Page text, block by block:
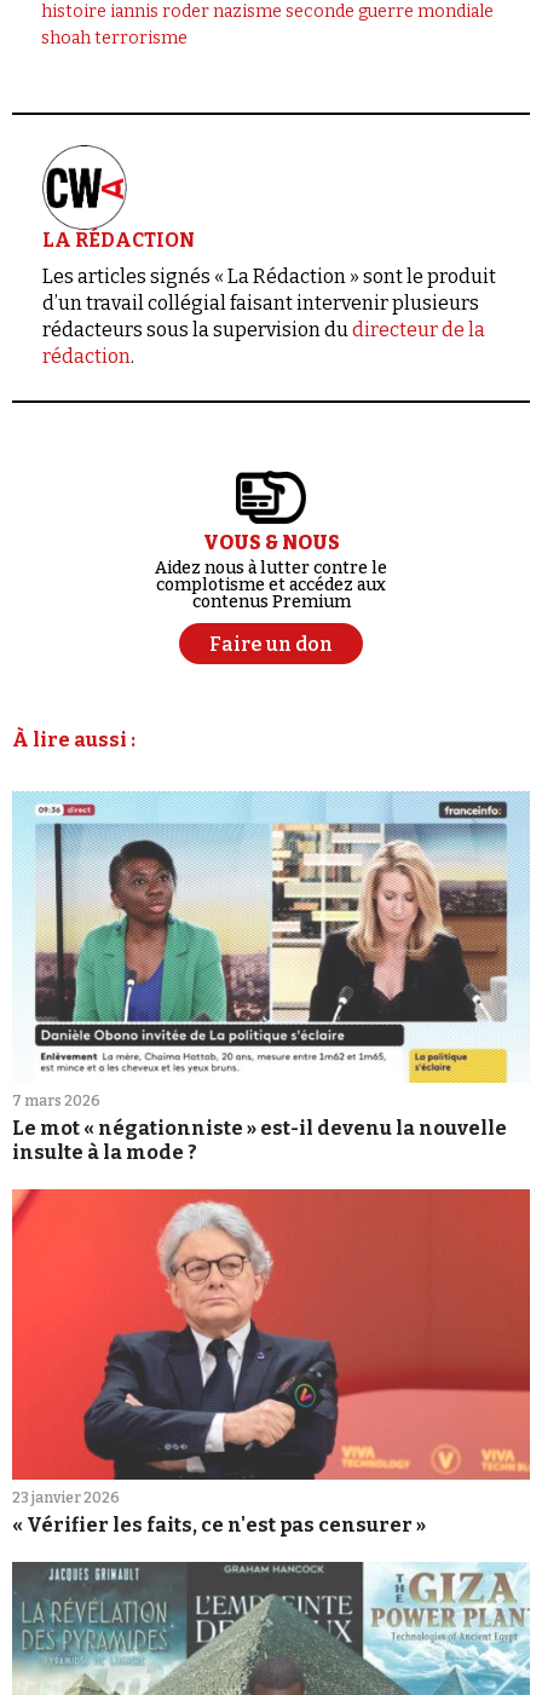
histoire iannis rodernazisme seconde guerre mondiale
shoahterrorisme
LA RÉDACTION
Les articles signés « La Rédaction » sont le produit
d’un travail collégial faisant intervenir plusieurs
rédacteurs sous la supervision dudirecteur de la
rédaction.
VOUS & NOUS
Aidez nous à lutter contre le
complotisme et accédez aux
contenus Premium
Faire un don
À lire aussi :
7 mars 2026
Le mot « négationniste » est-il devenu la nouvelle
insulte à la mode ?
23 janvier 2026
« Vérifier les faits, ce n'est pas censurer »